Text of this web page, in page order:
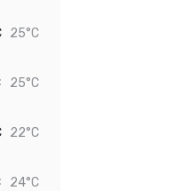
25°C
25°C
22°C
24°C